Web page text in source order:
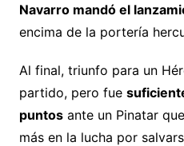
Navarro mandó el
encima de la portería
Al final, triunfo para un
partido, pero fue
puntosante un Pinatar
más en la lucha por